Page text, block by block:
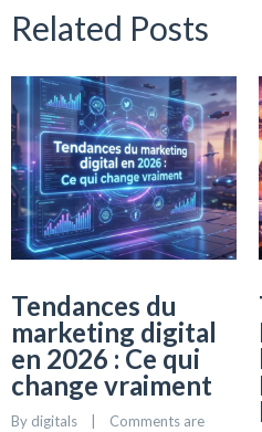
Related Posts
Tendances du
marketing digital
en 2026 : Ce qui
change vraiment
By digitals
Comments are